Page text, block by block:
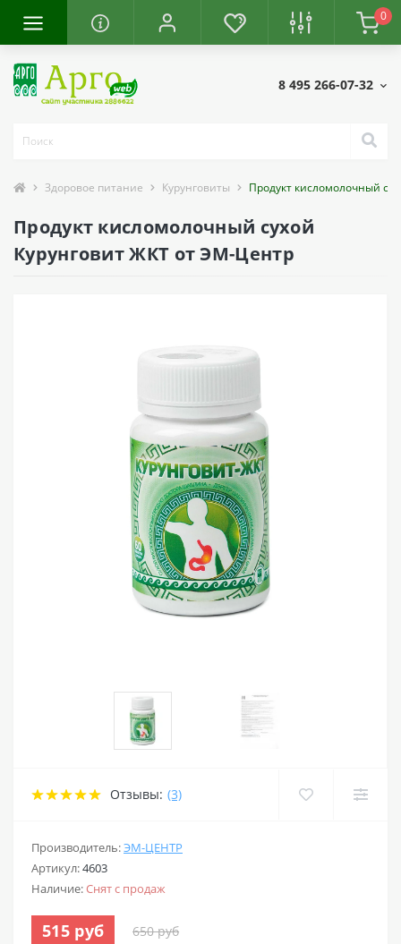
0
8 495 266-07-32
Здоровое питание Курунговиты Продукт кисломолочный
Продукт кисломолочный сухой
Курунговит ЖКТ от ЭМ-Центр
Отзывы: (3)
Производитель:ЭМ-ЦЕНТР
Артикул:4603
Наличие:Снят с продаж
515 руб 650 руб